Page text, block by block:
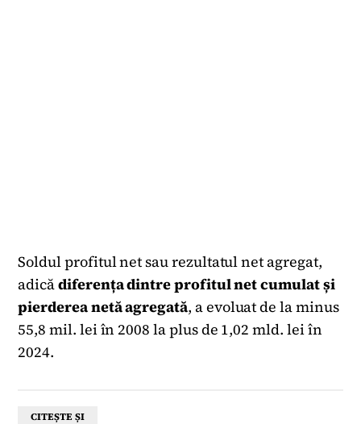
Soldul profitul net sau rezultatul net agregat,
adicădiferența dintre profitul net cumulat și
pierderea netă agregată, a evoluat de la minus
55,8 mil. lei în 2008 la plus de 1,02 mld. lei în
2024.
CITEȘTE ȘI